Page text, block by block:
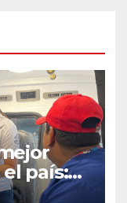
el país: